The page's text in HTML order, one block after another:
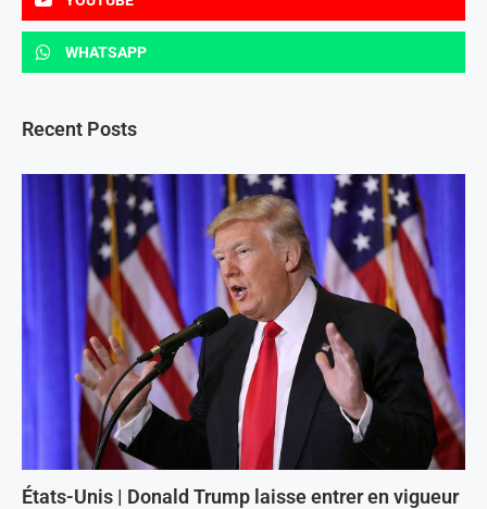
WHATSAPP
Recent Posts
États-Unis | Donald Trump laisse entrer en vigueur